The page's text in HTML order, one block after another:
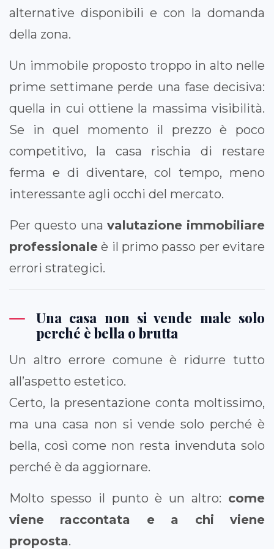
alternative disponibili e con la domanda
della zona.
Un immobile proposto troppo in alto nelle
prime settimane perde una fase decisiva:
quella in cui ottiene la massima visibilità.
Se in quel momento il prezzo è poco
competitivo, la casa rischia di restare
ferma e di diventare, col tempo, meno
interessante agli occhi del mercato.
Per questo una valutazione immobiliare
professionale è il primo passo per evitare
errori strategici.
Una casa non si vende male solo
perché è bella o brutta
Un altro errore comune è ridurre tutto
all’aspetto estetico.
Certo, la presentazione conta moltissimo,
ma una casa non si vende solo perché è
bella, così come non resta invenduta solo
perché è da aggiornare.
Molto spesso il punto è un altro: come
viene raccontata e a chi viene
proposta.